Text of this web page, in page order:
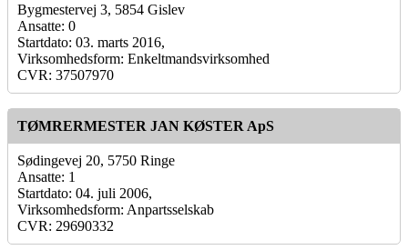
Bygmestervej 3, 5854 Gislev
Ansatte: 0
Startdato: 03. marts 2016,
Virksomhedsform: Enkeltmandsvirksomhed
CVR: 37507970
TØMRERMESTER JAN KØSTER ApS
Sødingevej 20, 5750 Ringe
Ansatte: 1
Startdato: 04. juli 2006,
Virksomhedsform: Anpartsselskab
CVR: 29690332